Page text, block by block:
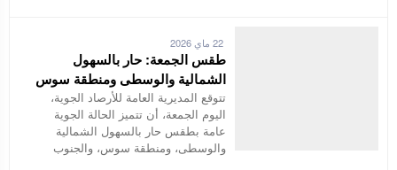
22 ماي 2026
طقس الجمعة: حار بالسهول
الشمالية والوسطى ومنطقة سوس
تتوقع المديرية العامة للأرصاد الجوية،
اليوم الجمعة، أن تتميز الحالة الجوية
عامة بطقس حار بالسهول الشمالية
والوسطى، ومنطقة سوس، والجنوب